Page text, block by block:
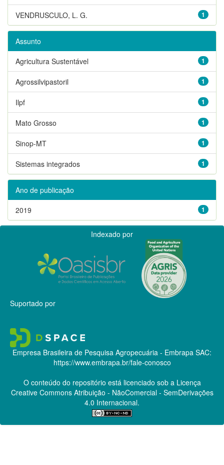
1
VENDRUSCULO, L. G.
Assunto
1
Agricultura Sustentável
1
Agrossilvipastoril
1
Ilpf
1
Mato Grosso
1
Sinop-MT
1
Sistemas integrados
Ano de publicação
1
2019
Indexado por
Suportado por
Empresa Brasileira de Pesquisa Agropecuária - Embrapa SAC:
https://www.embrapa.br/fale-conosco
O conteúdo do repositório está licenciado sob a Licença
Creative CommonsAtribuição - NãoComercial - SemDerivações
4.0 Internacional.